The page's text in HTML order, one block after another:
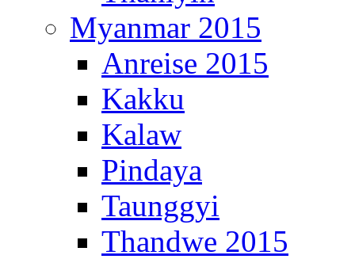
Myanmar 2015
Anreise 2015
Kakku
Kalaw
Pindaya
Taunggyi
Thandwe 2015